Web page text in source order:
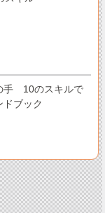
手 10のスキルで
ドブック